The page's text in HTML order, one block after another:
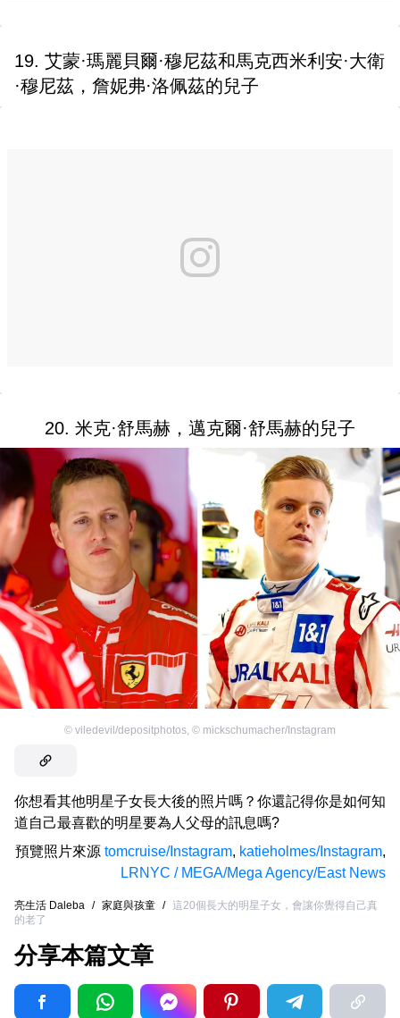
19. 艾蒙·瑪麗貝爾·穆尼茲和馬克西米利安·大衛
·穆尼茲，詹妮弗·洛佩茲的兒子
20. 米克·舒馬赫，邁克爾·舒馬赫的兒子
© viledevil/depositphotos, © mickschumacher/Instagram
你想看其他明星子女長大後的照片嗎？你還記得你是如何知
道自己最喜歡的明星要為人父母的訊息嗎?
預覽照片來源 tomcruise/Instagram, katieholmes/Instagram,
LRNYC / MEGA/Mega Agency/East News
亮生活 Daleba / 家庭與孩童 /
這20個長大的明星子女，會讓你覺得自己真
的老了
分享本篇文章